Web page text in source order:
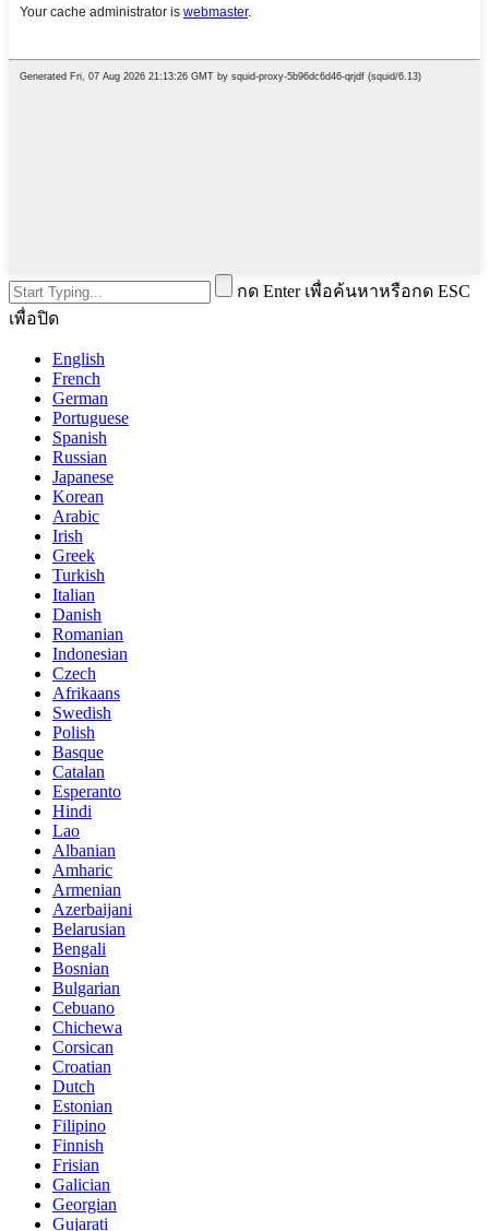
กด Enter เพื่อค้นหาหรือกด ESC
เพื่อปิด
English
French
German
Portuguese
Spanish
Russian
Japanese
Korean
Arabic
Irish
Greek
Turkish
Italian
Danish
Romanian
Indonesian
Czech
Afrikaans
Swedish
Polish
Basque
Catalan
Esperanto
Hindi
Lao
Albanian
Amharic
Armenian
Azerbaijani
Belarusian
Bengali
Bosnian
Bulgarian
Cebuano
Chichewa
Corsican
Croatian
Dutch
Estonian
Filipino
Finnish
Frisian
Galician
Georgian
Gujarati